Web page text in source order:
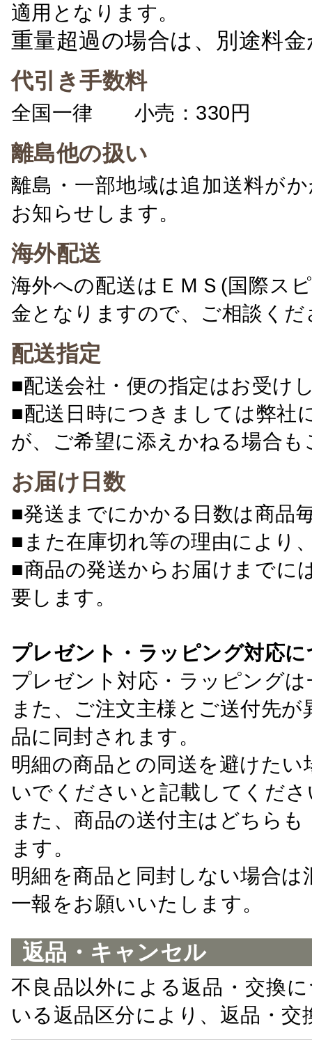
適用となります。
重量超過の場合は、別途料
代引き手数料
全国一律 小売：330円 卸
離島他の扱い
離島・一部地域は追加送料が
お知らせします。
海外配送
海外への配送はＥＭＳ(国際ス
金となりますので、ご相談くだ
配送指定
■配送会社・便の指定はお受け
■配送日時につきましては弊社
が、ご希望に添えかねる場合
お届け日数
■発送までにかかる日数は商品
■また在庫切れ等の理由により
■商品の発送からお届けまでに
要します。
プレゼント・ラッピング対応
プレゼント対応・ラッピング
また、ご注文主様とご送付先
品に同封されます。
明細の商品との同送を避けた
いでくださいと記載してくださ
また、商品の送付主はどちら
ます。
明細を商品と同封しない場合
一報をお願いいたします。
返品・キャンセル
不良品以外による返品・交換
いる返品区分により、返品・